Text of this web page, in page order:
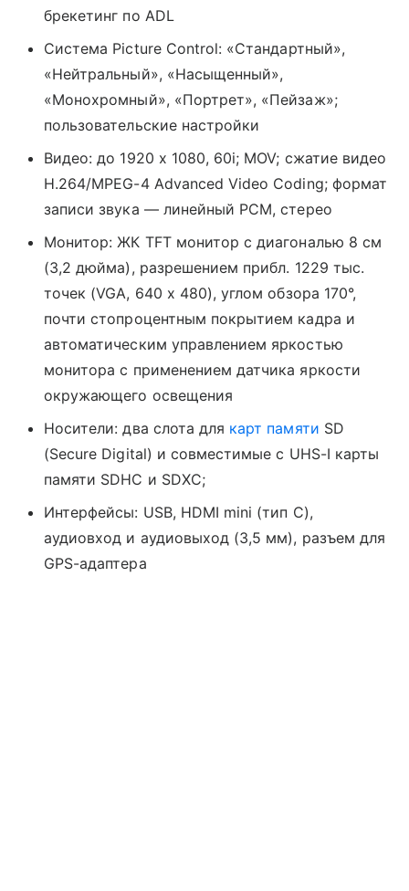
брекетинг по ADL
Система Picture Control: «Стандартный»,
«Нейтральный», «Насыщенный»,
«Монохромный», «Портрет», «Пейзаж»;
пользовательские настройки
Видео: до 1920 x 1080, 60i; MOV; cжатие видео
H.264/MPEG-4 Advanced Video Coding; формат
записи звука — линейный PCM, стерео
Монитор: ЖК TFT монитор с диагональю 8 см
(3,2 дюйма), разрешением прибл. 1229 тыс.
точек (VGA, 640 х 480), углом обзора 170°,
почти стопроцентным покрытием кадра и
автоматическим управлением яркостью
монитора с применением датчика яркости
окружающего освещения
Носители: два слота для карт памяти SD
(Secure Digital) и совместимые с UHS-I карты
памяти SDHC и SDXC;
Интерфейсы: USB, HDMI mini (тип С),
аудиовход и аудиовыход (3,5 мм), разъем для
GPS-адаптера